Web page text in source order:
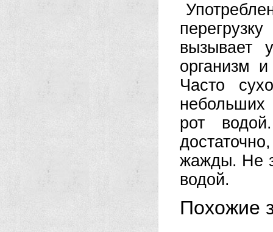
вызывает
организм
Часто
небольших
рот
жажды. Не
водой.
Похожие